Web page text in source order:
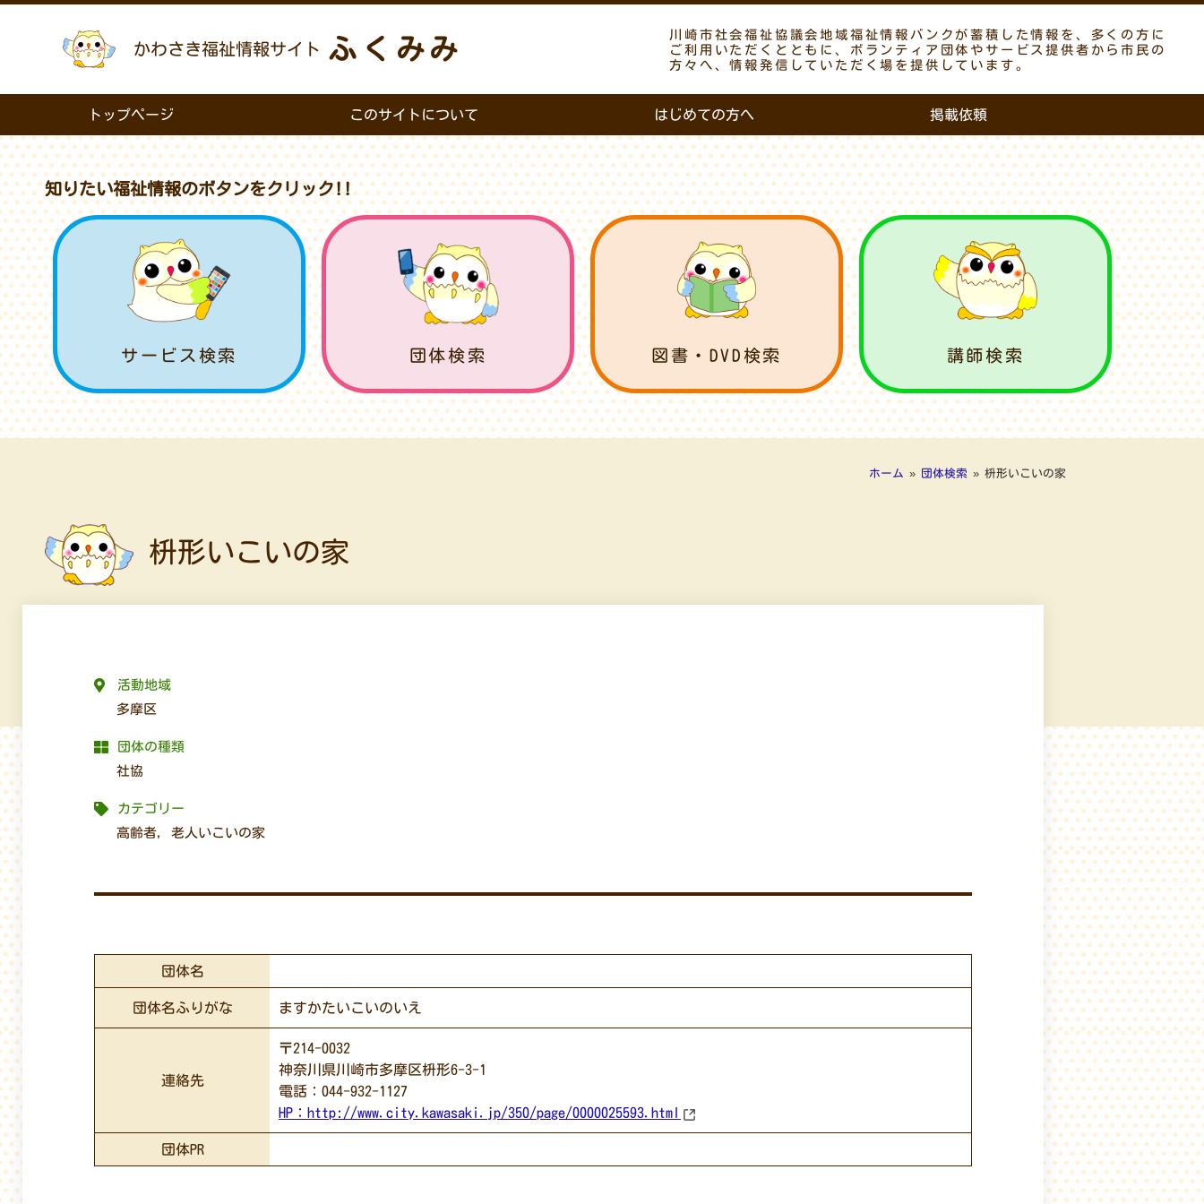
かわさき福祉情報サイト ふくみみ
川崎市社会福祉協議会地域福祉情報バンクが蓄積した情報を、多くの方に
ご利用いただくとともに、ボランティア団体やサービス提供者から市民の
方々へ、情報発信していただく場を提供しています。
トップページ このサイトについて はじめての方へ 掲載依頼
知りたい福祉情報のボタンをクリック!!
サービス検索 団体検索 図書・DVD検索 講師検索
ホーム » 団体検索 » 枡形いこいの家
枡形いこいの家
活動地域
多摩区
団体の種類
社協
カテゴリー
高齢者, 老人いこいの家
団体名
団体名ふりがな ますかたいこいのいえ
連絡先
〒214-0032
神奈川県川崎市多摩区枡形6-3-1
電話：044-932-1127
HP： http://www.city.kawasaki.jp/350/page/0000025593.html
団体PR